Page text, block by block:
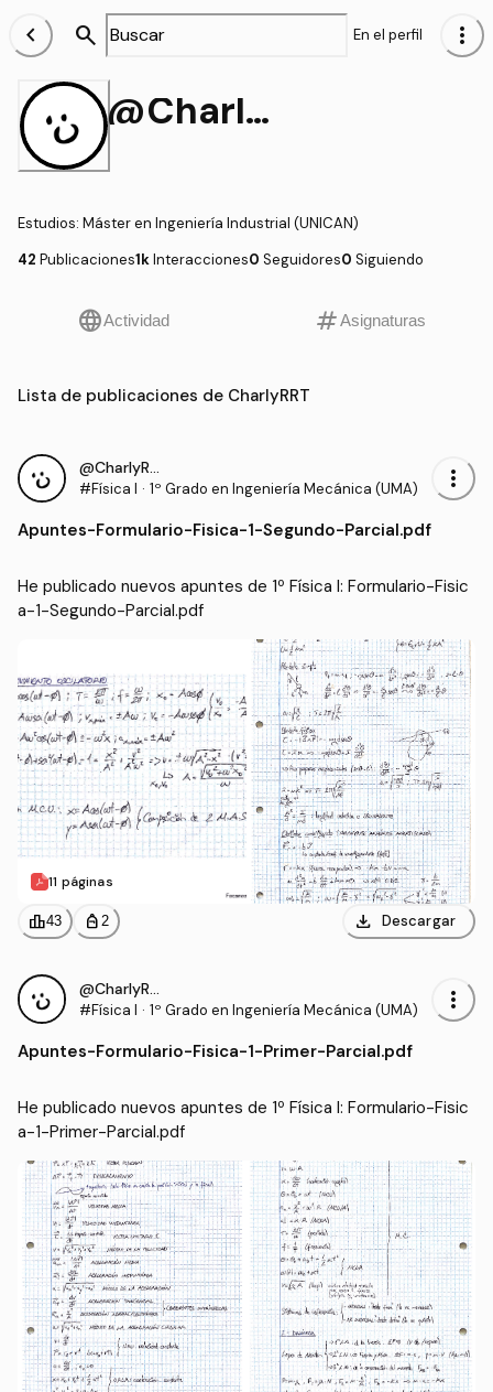
chevron_left search En el perfil more_vert
@CharlyRRT
Estudios: Máster en Ingeniería Industrial (UNICAN)
42 Publicaciones1kInteracciones0 Seguidores0 Siguiendo
languageActividad tagAsignaturas
Lista de publicaciones de CharlyRRT
@CharlyRRT
#Física I · 1º Grado en Ingeniería Mecánica (UMA) more_vert
Apuntes-Formulario-Fisica-1-Segundo-Parcial.pdf
He publicado nuevos apuntes de 1º Física I: Formulario-Fisic
a-1-Segundo-Parcial.pdf
11 páginas
leaderboard43 personal_bag 2 download Descargar
@CharlyRRT
#Física I · 1º Grado en Ingeniería Mecánica (UMA) more_vert
Apuntes-Formulario-Fisica-1-Primer-Parcial.pdf
He publicado nuevos apuntes de 1º Física I: Formulario-Fisic
a-1-Primer-Parcial.pdf